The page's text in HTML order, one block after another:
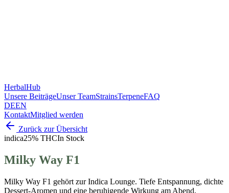
HerbalHub
Unsere BeiträgeUnser TeamStrainsTerpeneFAQ
DEEN
KontaktMitglied werden
Zurück zur Übersicht
indica25% THCIn Stock
Milky Way F1
Milky Way F1 gehört zur Indica Lounge. Tiefe Entspannung, dichte
Dessert-Aromen und eine beruhigende Wirkung am Abend.